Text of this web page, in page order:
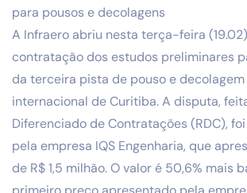
para pousos e decolagens
A Infraero abriu nesta terça-feira
contratação dos estudos preliminares
da terceira pista de pouso e
internacional de Curitiba. A disputa,
Diferenciado de Contratações (RDC),
pela empresa IQS Engenharia, que
de R$ 1,5 milhão. O valor é 50,6% mais